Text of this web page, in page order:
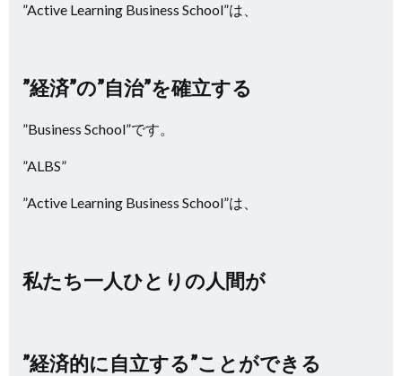
”Active Learning Business School”は、
”経済”の”自治”を確立する
”Business School”です。
”ALBS”
”Active Learning Business School”は、
私たち一人ひとりの人間が
”経済的に自立する”ことができる